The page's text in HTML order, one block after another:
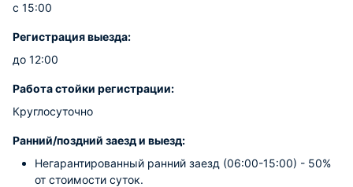
с 15:00
Регистрация выезда:
до 12:00
Работа стойки регистрации:
Круглосуточно
Ранний/поздний заезд и выезд:
Негарантированный ранний заезд (06:00-15:00) - 50%
от стоимости суток.